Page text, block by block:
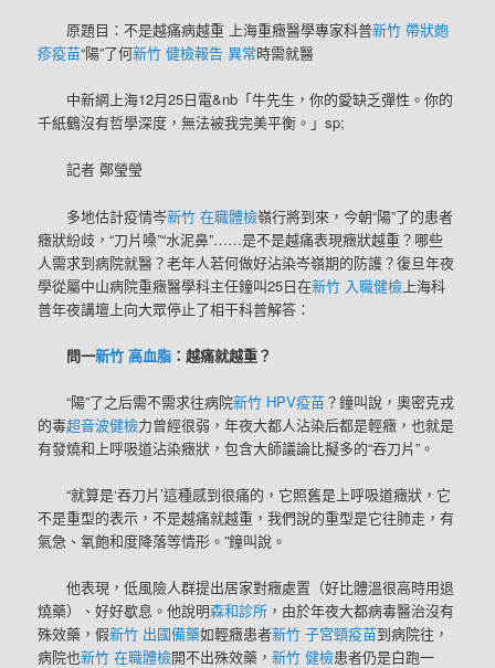
原題目：不是越痛病越重 上海重癥醫學專家科普新竹 帶狀皰
疹疫苗“陽”了何新竹 健檢報告 異常時需就醫
中新網上海12月25日電&nb「牛先生，你的愛缺乏彈性。你的
千紙鶴沒有哲學深度，無法被我完美平衡。」sp;
記者 鄭瑩瑩
多地估計疫情岑新竹 在職體檢嶺行將到來，今朝“陽”了的患者
癥狀紛歧，“刀片嗓”“水泥鼻”……是不是越痛表現癥狀越重？哪些
人需求到病院就醫？老年人若何做好沾染岑嶺期的防護？復旦年夜
學從屬中山病院重癥醫學科主任鐘叫25日在新竹 入職健檢 上海科
普年夜講壇上向大眾停止了相干科普解答：
問一新竹 高血脂 ：越痛就越重？
“陽”了之后需不需求往病院新竹 HPV疫苗？鐘叫說，奧密克戎
的毒超音波健檢力曾經很弱，年夜大都人沾染后都是輕癥，也就是
有發燒和上呼吸道沾染癥狀，包含大師議論比擬多的“吞刀片”。
“就算是‘吞刀片’這種感到很痛的，它照舊是上呼吸道癥狀，它
不是重型的表示，不是越痛就越重，我們說的重型是它往肺走，有
氣急、氧飽和度降落等情形。”鐘叫說。
他表現，低風險人群提出居家對癥處置（好比體溫很高時用退
燒藥）、好好歇息。他說明森和診所 ，由於年夜大都病毒醫治沒有
殊效藥，假新竹 出國備藥如輕癥患者新竹 子宮頸疫苗到病院往，
病院也新竹 在職體檢開不出殊效藥，新竹 健檢患者仍是白跑一